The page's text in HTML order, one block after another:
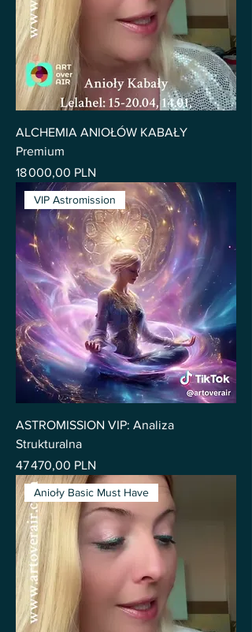
ALCHEMIA ANIOŁÓW KABAŁY
Premium
Prix
18 000,00 PLN
VIP Astromission
ASTROMISSION VIP: Analiza
Strukturalna
Prix
47 470,00 PLN
Anioły Basic Must Have